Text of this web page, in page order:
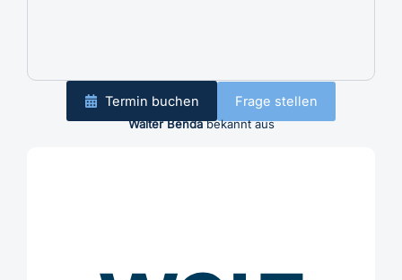
Termin buchen Frage stellen
Walter Bendabekannt aus